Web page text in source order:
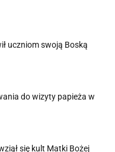
uczniom swoją Boską
do wizyty papieża w
się kult Matki Bożej